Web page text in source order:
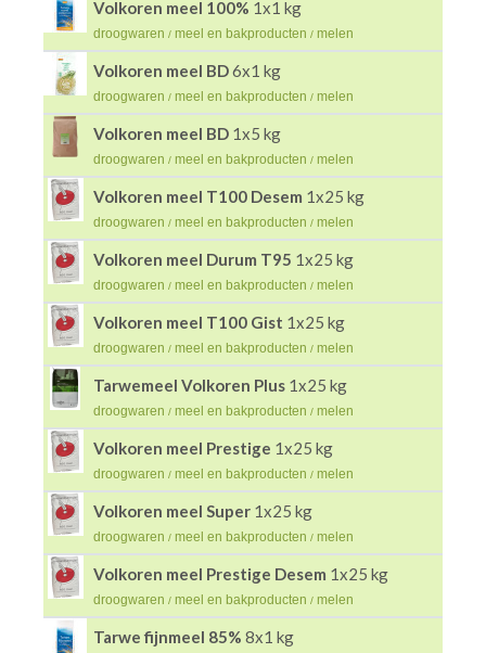
Volkoren meel 100% 1x1 kg
droogwaren / meel en bakproducten / melen
Volkoren meel BD6x1 kg
droogwaren / meel en bakproducten / melen
Volkoren meel BD 1x5 kg
droogwaren / meel en bakproducten / melen
Volkoren meel T100 Desem 1x25 kg
droogwaren / meel en bakproducten / melen
Volkoren meel Durum T95 1x25 kg
droogwaren / meel en bakproducten / melen
Volkoren meel T100 Gist 1x25 kg
droogwaren / meel en bakproducten / melen
Tarwemeel Volkoren Plus 1x25 kg
droogwaren / meel en bakproducten / melen
Volkoren meel Prestige 1x25 kg
droogwaren / meel en bakproducten / melen
Volkoren meel Super 1x25 kg
droogwaren / meel en bakproducten / melen
Volkoren meel Prestige Desem 1x25 kg
droogwaren / meel en bakproducten / melen
Tarwe fijnmeel 85% 8x1 kg